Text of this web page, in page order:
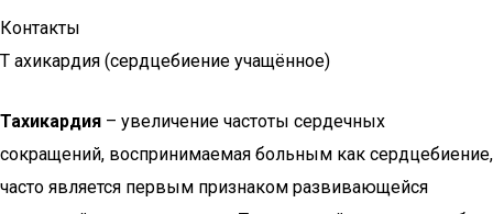
Контакты
Т ахикардия (сердцебиение учащённое)
Тахикардия – увеличение частоты сердечных
сокращений, воспринимаемая больным как сердцебиение,
часто является первым признаком развивающейся